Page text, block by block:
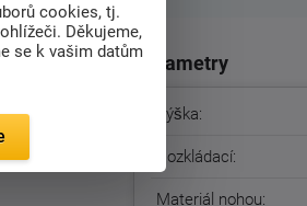
Parametry
Výška:
Rozkládací:
Materiál nohou:
cookies, tj.
Děkujeme,
se k vašim datům